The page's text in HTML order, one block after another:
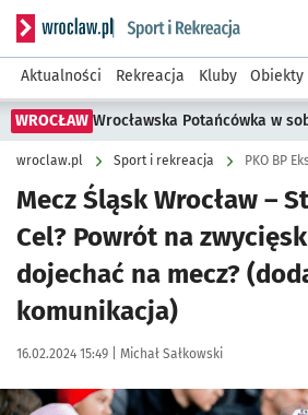
Serwis informacyjny wroclaw.pl
Aktualności Rekreacja Kluby Obiekty
WROCŁAW Wrocławska Potańcówka w
wroclaw.pl Sport i rekreacja PKO BP
Mecz Śląsk Wrocław –
Cel? Powrót na
dojechać na mecz?
komunikacja)
Data publikacji:
16.02.2024 15:49 | Autor:
Michał Sałkowski
Kliknij, aby powiększyć